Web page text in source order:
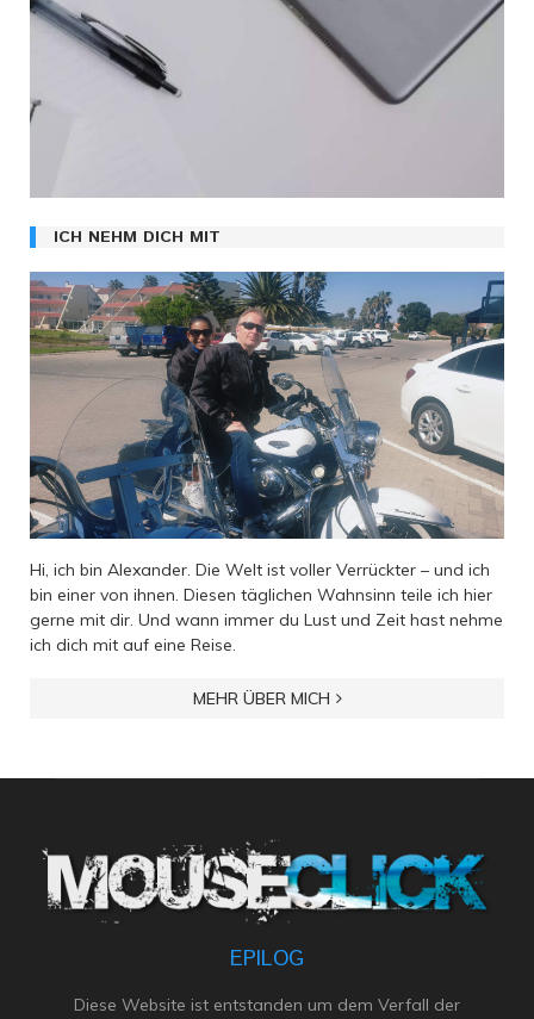
ICH NEHM DICH MIT
Hi, ich bin Alexander. Die Welt ist voller Verrückter – und ich
bin einer von ihnen. Diesen täglichen Wahnsinn teile ich hier
gerne mit dir. Und wann immer du Lust und Zeit hast nehme
ich dich mit auf eine Reise.
MEHR ÜBER MICH
EPILOG
Diese Website ist entstanden um dem Verfall der